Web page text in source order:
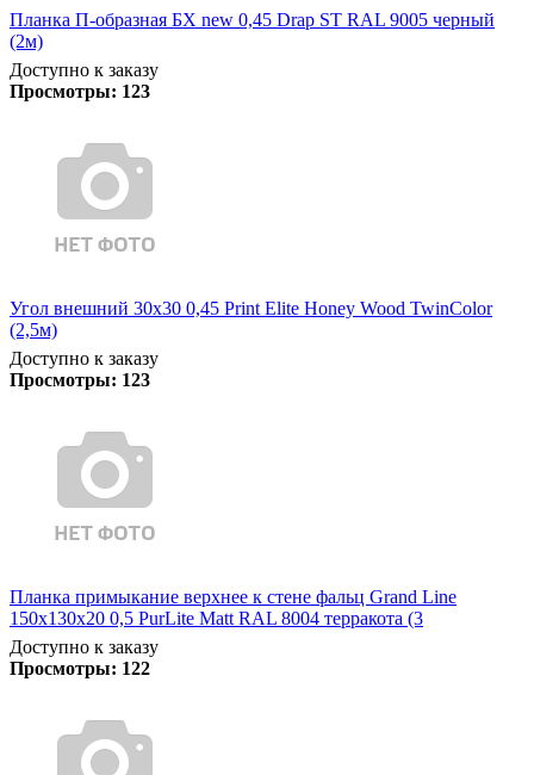
Планка П-образная БХ new 0,45 Drap ST RAL 9005 черный
(2м)
Доступно к заказу
Просмотры: 123
Угол внешний 30х30 0,45 Print Elite Honey Wood TwinColor
(2,5м)
Доступно к заказу
Просмотры: 123
Планка примыкание верхнее к стене фальц Grand Line
150х130х20 0,5 PurLite Matt RAL 8004 терракота (3
Доступно к заказу
Просмотры: 122